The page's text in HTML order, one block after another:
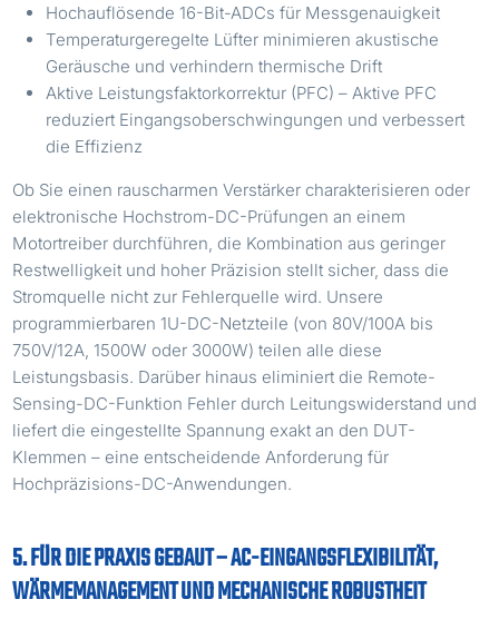
Hochauflösende 16-Bit-ADCs für Messgenauigkeit
Temperaturgeregelte Lüfter minimieren akustische
Geräusche und verhindern thermische Drift
Aktive Leistungsfaktorkorrektur (PFC) – Aktive PFC
reduziert Eingangsoberschwingungen und verbessert
die Effizienz
Ob Sie einen rauscharmen Verstärker charakterisieren oder
elektronische Hochstrom-DC-Prüfungen an einem
Motortreiber durchführen, die Kombination aus geringer
Restwelligkeit und hoher Präzision stellt sicher, dass die
Stromquelle nicht zur Fehlerquelle wird. Unsere
programmierbaren 1U-DC-Netzteile (von 80V/100A bis
750V/12A, 1500W oder 3000W) teilen alle diese
Leistungsbasis. Darüber hinaus eliminiert die Remote-
Sensing-DC-Funktion Fehler durch Leitungswiderstand und
liefert die eingestellte Spannung exakt an den DUT-
Klemmen – eine entscheidende Anforderung für
Hochpräzisions-DC-Anwendungen.
5. FÜR DIE PRAXIS GEBAUT – AC-EINGANGSFLEXIBILITÄT,
WÄRMEMANAGEMENT UND MECHANISCHE ROBUSTHEIT